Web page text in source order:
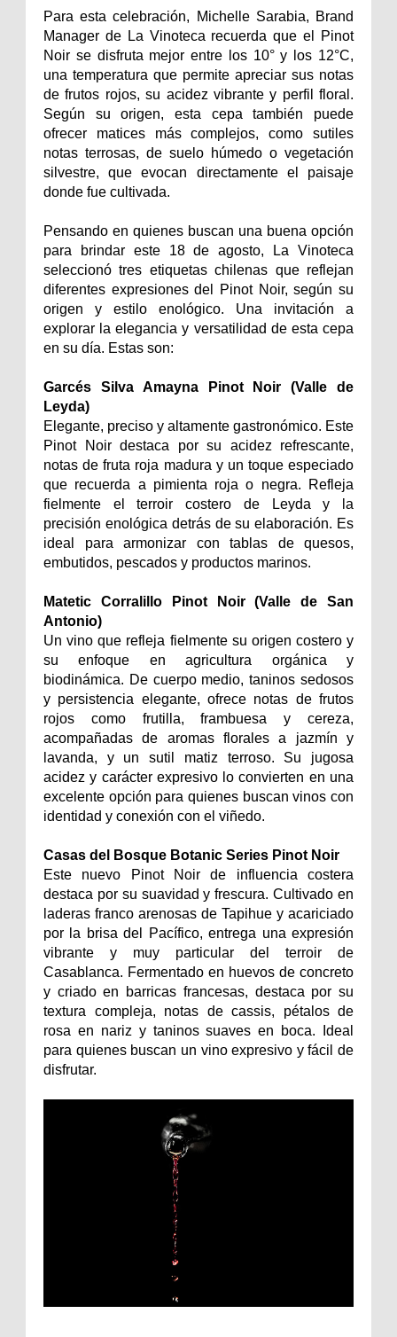
Para esta celebración, Michelle Sarabia, Brand
Manager de La Vinoteca recuerda que el Pinot
Noir se disfruta mejor entre los 10° y los 12°C,
una temperatura que permite apreciar sus notas
de frutos rojos, su acidez vibrante y perfil floral.
Según su origen, esta cepa también puede
ofrecer matices más complejos, como sutiles
notas terrosas, de suelo húmedo o vegetación
silvestre, que evocan directamente el paisaje
donde fue cultivada.
Pensando en quienes buscan una buena opción
para brindar este 18 de agosto, La Vinoteca
seleccionó tres etiquetas chilenas que reflejan
diferentes expresiones del Pinot Noir, según su
origen y estilo enológico. Una invitación a
explorar la elegancia y versatilidad de esta cepa
en su día. Estas son:
Garcés Silva Amayna Pinot Noir (Valle de
Leyda)
Elegante, preciso y altamente gastronómico. Este
Pinot Noir destaca por su acidez refrescante,
notas de fruta roja madura y un toque especiado
que recuerda a pimienta roja o negra. Refleja
fielmente el terroir costero de Leyda y la
precisión enológica detrás de su elaboración. Es
ideal para armonizar con tablas de quesos,
embutidos, pescados y productos marinos.
Matetic Corralillo Pinot Noir (Valle de San
Antonio)
Un vino que refleja fielmente su origen costero y
su enfoque en agricultura orgánica y
biodinámica. De cuerpo medio, taninos sedosos
y persistencia elegante, ofrece notas de frutos
rojos como frutilla, frambuesa y cereza,
acompañadas de aromas florales a jazmín y
lavanda, y un sutil matiz terroso. Su jugosa
acidez y carácter expresivo lo convierten en una
excelente opción para quienes buscan vinos con
identidad y conexión con el viñedo.
Casas del Bosque Botanic Series Pinot Noir
Este nuevo Pinot Noir de influencia costera
destaca por su suavidad y frescura. Cultivado en
laderas franco arenosas de Tapihue y acariciado
por la brisa del Pacífico, entrega una expresión
vibrante y muy particular del terroir de
Casablanca. Fermentado en huevos de concreto
y criado en barricas francesas, destaca por su
textura compleja, notas de cassis, pétalos de
rosa en nariz y taninos suaves en boca. Ideal
para quienes buscan un vino expresivo y fácil de
disfrutar.